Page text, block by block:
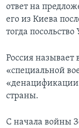
ответ на
его из Киева
тогда
Россия
«специальной
страны.
С начала войны